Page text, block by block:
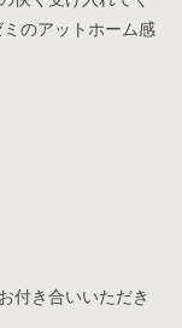
のアットホーム感
付き合いいただき